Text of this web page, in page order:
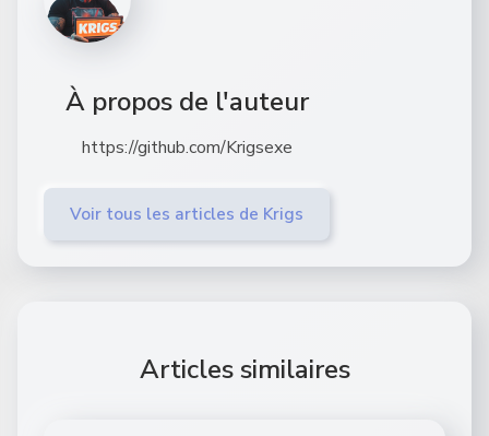
À propos de l'auteur
https://github.com/Krigsexe
Voir tous les articles de Krigs
Articles similaires